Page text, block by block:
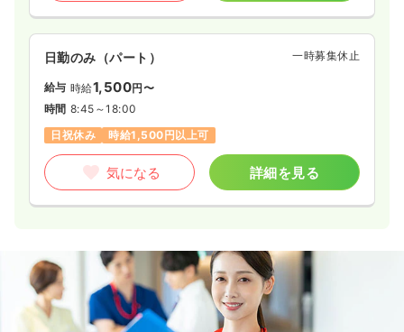
日勤のみ（パート） 一時募集休止
給与 時給1,500円〜
時間 8:45～18:00
日祝休み
時給1,500円以上可
気になる 詳細を見る